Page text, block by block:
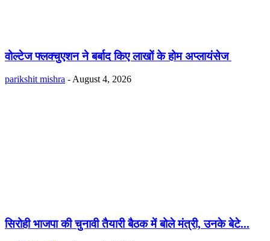
वोल्टेज फ्लक्चुएशन ने बर्बाद किए लाखों के होम अप्लायंसेज
parikshit mishra - August 4, 2026
सिरोही भाजपा की चुनावी तैयारी बैठक में बोले मंत्री, उनके बेटे...